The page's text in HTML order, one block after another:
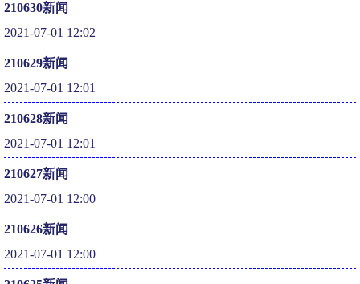
210630新闻
2021-07-01 12:02
210629新闻
2021-07-01 12:01
210628新闻
2021-07-01 12:01
210627新闻
2021-07-01 12:00
210626新闻
2021-07-01 12:00